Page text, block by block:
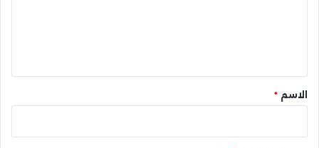
* الاسم *